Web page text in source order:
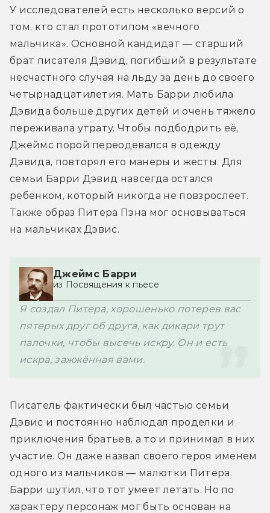
У исследователей есть несколько версий о
том, кто стал прототипом «вечного
мальчика». Основной кандидат — старший
брат писателя Дэвид, погибший в результате
несчастного случая на льду за день до своего
четырнадцатилетия. Мать Барри любила
Дэвида больше других детей и очень тяжело
переживала утрату. Чтобы подбодрить её,
Джеймс порой переодевался в одежду
Дэвида, повторял его манеры и жесты. Для
семьи Барри Дэвид навсегда остался
ребёнком, который никогда не повзрослеет.
Также образ Питера Пэна мог основываться
на мальчиках Дэвис.
Джеймс Барри
из Посвящения к пьесе
Я создал Питера, хорошенько потерев вас
пятерых друг об друга, как дикари трут
палочки, чтобы высечь искру. Он и есть
искра, зажжённая вами.
Писатель фактически был частью семьи
Дэвис и постоянно наблюдал проделки и
приключения братьев, а то и принимал в них
участие. Он даже назвал своего героя именем
одного из мальчиков — малютки Питера.
Барри шутил, что тот умеет летать. Но по
характеру персонаж мог быть основан на